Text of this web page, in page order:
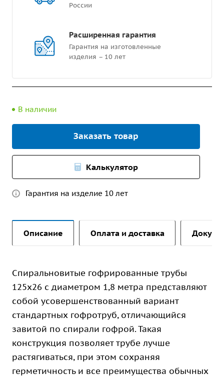
России
Расширенная гарантия
Гарантия на изготовленные
изделия – 10 лет
В наличии
Заказать товар
Калькулятор
Гарантия на изделие 10 лет
Описание Оплата и доставка
Спиральновитые гофрированные трубы
125х26 с диаметром 1,8 метра представляют
собой усовершенствованный вариант
стандартных гофротруб, отличающийся
завитой по спирали гофрой. Такая
конструкция позволяет трубе лучше
растягиваться, при этом сохраняя
герметичность и все преимущества обычных